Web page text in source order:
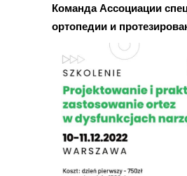
Команда Ассоциации
ортопедии и